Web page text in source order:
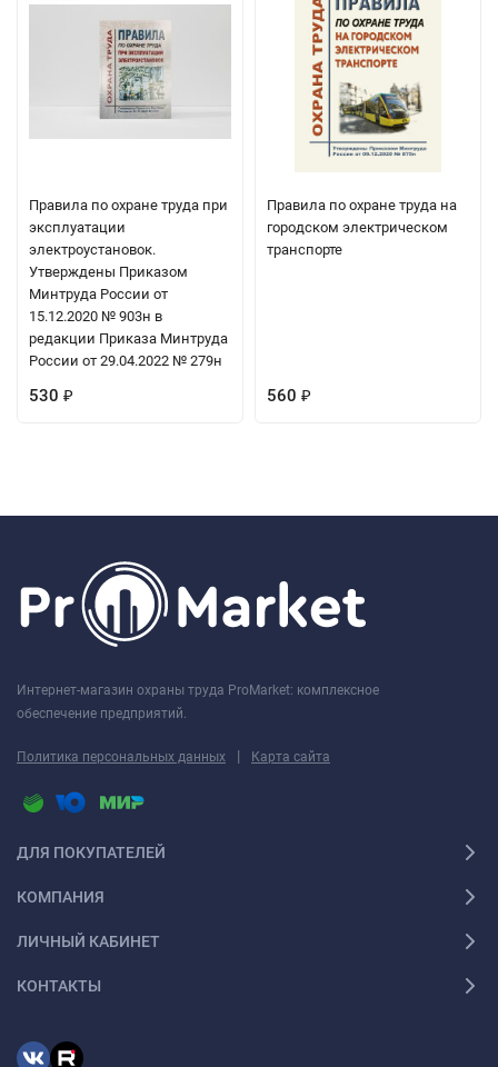
Правила по охране труда при
эксплуатации
электроустановок.
Утверждены Приказом
Минтруда России от
15.12.2020 № 903н в
редакции Приказа Минтруда
России от 29.04.2022 № 279н
530 ₽
Правила по охране труда на
городском электрическом
транспорте
560 ₽
Интернет-магазин охраны труда ProMarket: комплексное
обеспечение предприятий.
Политика персональных данных | Карта сайта
ДЛЯ ПОКУПАТЕЛЕЙ
КОМПАНИЯ
ЛИЧНЫЙ КАБИНЕТ
КОНТАКТЫ